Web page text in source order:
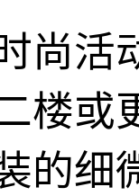
尚活
楼或
的细